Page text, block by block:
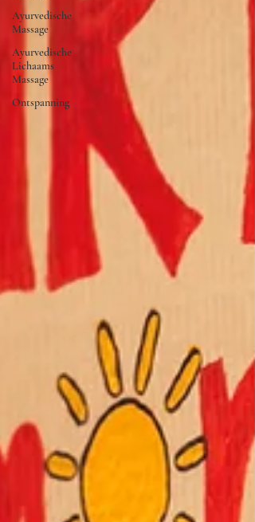
Ayurvedische
Massage
Ayurvedische
Lichaams
Massage
Ontspanning